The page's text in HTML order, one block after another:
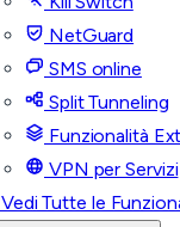
NetGuard
SMS online
Split Tunneling
Funzionalità
VPN per Servizi
Vedi Tutte le